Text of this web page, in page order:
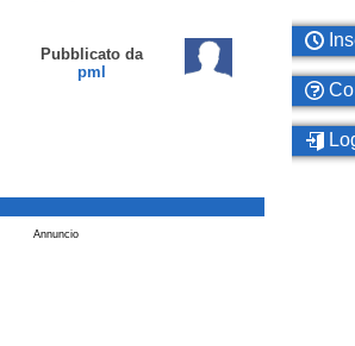
Pubblicato da
pml
Annuncio